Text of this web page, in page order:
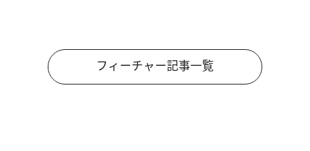
フィーチャー記事一覧